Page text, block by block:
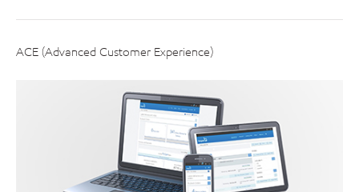
ACE (Advanced Customer Experience)